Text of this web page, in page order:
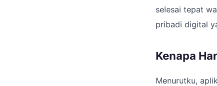
selesai tepat
pribadi digital
Kenapa
Menurutku,